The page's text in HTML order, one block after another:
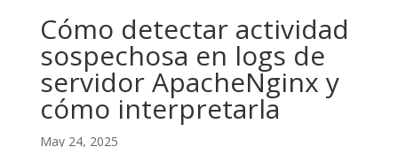
Cómo detectar actividad
sospechosa en logs de
servidor ApacheNginx y
cómo interpretarla
May 24, 2025